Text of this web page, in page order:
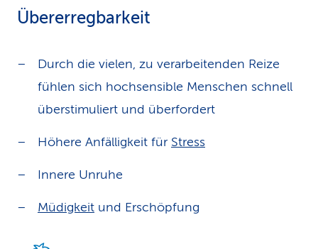
Übererregbarkeit
Durch die vielen, zu verarbeitenden Reize
fühlen sich hochsensible Menschen schnell
überstimuliert und überfordert
Höhere Anfälligkeit für Stress
Innere Unruhe
Müdigkeit und Erschöpfung